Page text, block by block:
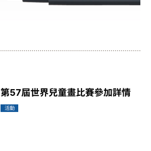
第57屆世界兒童畫比賽參加詳情
活動